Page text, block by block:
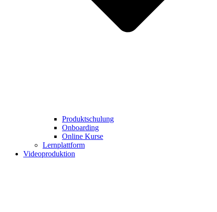
Produktschulung
Onboarding
Online Kurse
Lernplattform
Videoproduktion